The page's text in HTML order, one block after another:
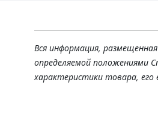
Вся информация,
определяемой положениями
характеристики товара, его